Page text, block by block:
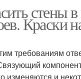
стены в
Краски
требованиям
изменяются и